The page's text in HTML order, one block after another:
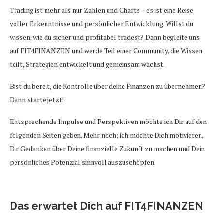
Trading ist mehr als nur Zahlen und Charts – es ist eine Reise
voller Erkenntnisse und persönlicher Entwicklung. Willst du
wissen, wie du sicher und profitabel tradest? Dann begleite uns
auf FIT4FINANZEN und werde Teil einer Community, die Wissen
teilt, Strategien entwickelt und gemeinsam wächst.
Bist du bereit, die Kontrolle über deine Finanzen zu übernehmen?
Dann starte jetzt!
Entsprechende Impulse und Perspektiven möchte ich Dir auf den
folgenden Seiten geben. Mehr noch; ich möchte Dich motivieren,
Dir Gedanken über Deine finanzielle Zukunft zu machen und Dein
persönliches Potenzial sinnvoll auszuschöpfen.
Das erwartet Dich auf FIT4FINANZEN